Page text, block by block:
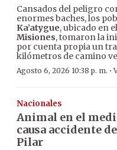
Cansados del peligro
enormes baches, los
Ka’atygue, ubicado en
Misiones, tomaron la
por cuenta propia un
kilómetros de camino
Agosto 6, 2026 10:38 p. m. ·
Nacionales
Animal en el
causa accidente
Pilar